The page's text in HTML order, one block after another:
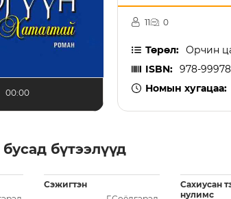
00:00
11 0
Төрөл: Орчин
ISBN: 978-
Номын хугацаа:
бүтээлүүд
Сэжигтэн
Сахиусан
нулимс